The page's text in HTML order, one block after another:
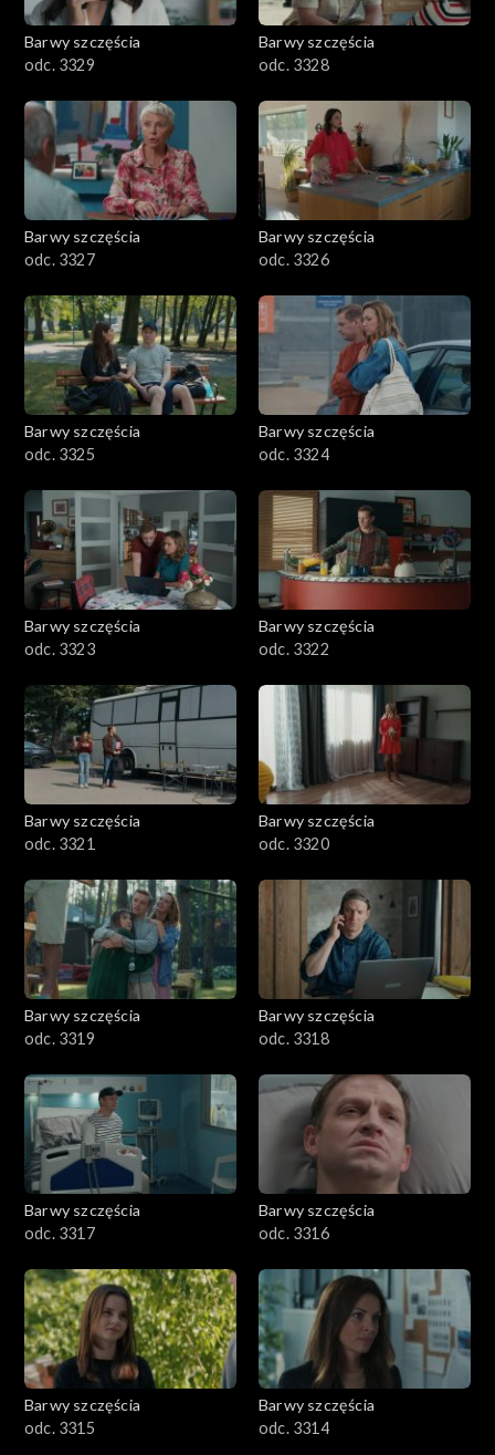
Barwy szczęścia
odc. 3329
Barwy szczęścia
odc. 3328
Barwy szczęścia
odc. 3327
Barwy szczęścia
odc. 3326
Barwy szczęścia
odc. 3325
Barwy szczęścia
odc. 3324
Barwy szczęścia
odc. 3323
Barwy szczęścia
odc. 3322
Barwy szczęścia
odc. 3321
Barwy szczęścia
odc. 3320
Barwy szczęścia
odc. 3319
Barwy szczęścia
odc. 3318
Barwy szczęścia
odc. 3317
Barwy szczęścia
odc. 3316
Barwy szczęścia
odc. 3315
Barwy szczęścia
odc. 3314